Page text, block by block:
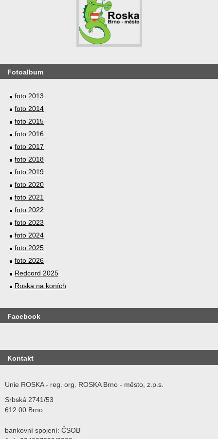
Fotoalbum
foto 2013
foto 2014
foto 2015
foto 2016
foto 2017
foto 2018
foto 2019
foto 2020
foto 2021
foto 2022
foto 2023
foto 2024
foto 2025
foto 2026
Redcord 2025
Roska na koních
Facebook
Kontakt
Unie ROSKA - reg. org. ROSKA Brno - město, z.p.s.
Srbská 2741/53
612 00 Brno
bankovní spojení: ČSOB